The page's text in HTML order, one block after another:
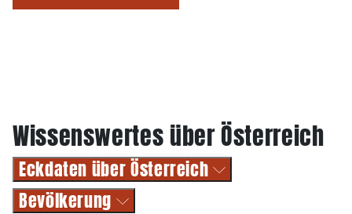
Wissenswertes über Österreich
Eckdaten über Österreich
Bevölkerung